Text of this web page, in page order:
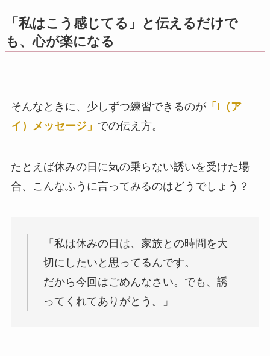
「私はこう感じてる」と伝えるだけで
も、心が楽になる
そんなときに、少しずつ練習できるのが「I（ア
イ）メッセージ」 での伝え方。
たとえば休みの日に気の乗らない誘いを受けた場
合、こんなふうに言ってみるのはどうでしょう？
「私は休みの日は、家族との時間を大
切にしたいと思ってるんです。
だから今回はごめんなさい。でも、誘
ってくれてありがとう。」